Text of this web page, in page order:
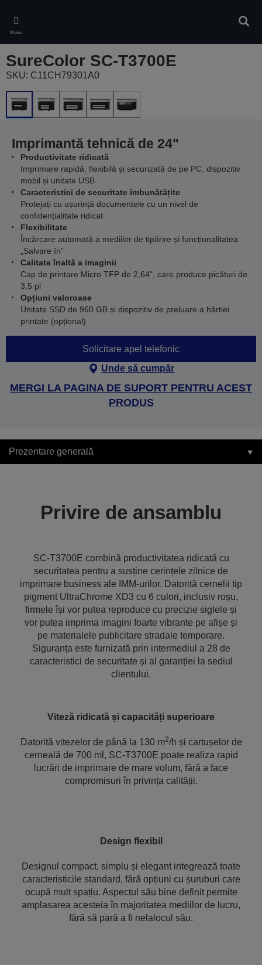
main
content
Meniu
SureColor SC-T3700E
SKU: C11CH79301A0
Imprimantă tehnică de 24"
Productivitate ridicată
Imprimare rapidă, flexibilă și securizată de pe PC, dispozitiv
mobil și unitate USB
Caracteristici de securitate îmbunătățite
Protejați cu ușurință documentele cu un nivel de
confidențialitate ridicat
Flexibilitate
Încărcare automată a mediilor de tipărire și funcționalitatea
„Salvare în”
Calitate înaltă a imaginii
Cap de printare Micro TFP de 2,64", care produce picături de
3,5 pl
Opțiuni valoroase
Unitate SSD de 960 GB și dispozitiv de preluare a hârtiei
printate (opțional)
Solicitare apel telefonic
Unde să cumpăr
MERGI LA PAGINA DE SUPORT PENTRU ACEST
PRODUS
Prezentare generală
Privire de ansamblu
SC-T3700E combină productivitatea ridicată cu
securitatea pentru a susține cerințele zilnice de
imprimare business ale IMM-urilor. Datorită cernelii tip
pigment UltraChrome XD3 cu 6 culori, inclusiv roșu,
firmele își vor putea reproduce cu precizie siglele și
vor putea imprima imagini foarte vibrante pe afișe și
pe materialele publicitare stradale temporare.
Siguranța este furnizată prin intermediul a 28 de
caracteristici de securitate și al garanției la sediul
clientului.
Viteză ridicată și capacități superioare
Datorită vitezelor de până la 130 m2/h și cartușelor de
cerneală de 700 ml, SC-T3700E poate realiza rapid
lucrări de imprimare de mare volum, fără a face
compromisuri în privința calității.
Design flexibil
Designul compact, simplu și elegant integrează toate
caracteristicile standard, fără opțiuni cu șuruburi care
ocupă mult spațiu. Aspectul său bine definit permite
amplasarea acesteia în majoritatea mediilor de lucru,
fără să pară a fi nelalocul său.